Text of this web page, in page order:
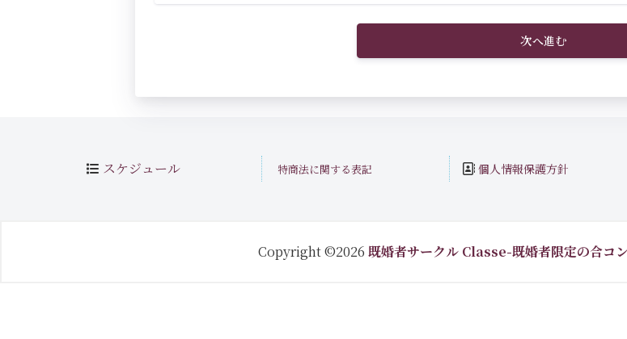
次へ進む
スケジュール 特商法に関する表記 個人情報保護方針
Copyright ©2026 既婚者サークル Classe-既婚者限定の合コ